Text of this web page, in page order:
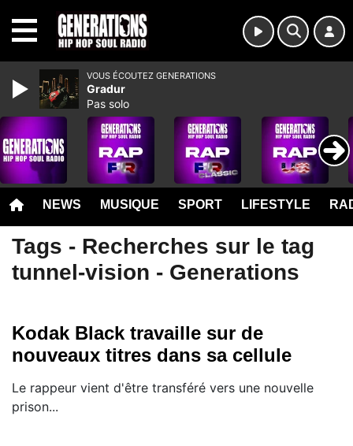
NEWS MUSIQUE SPORT LIFESTYLE
Tags - Recherches sur le tag
tunnel-vision - Generations
Kodak Black travaille sur de
nouveaux titres dans sa cellule
Le rappeur vient d'être transféré vers une nouvelle
prison...
VOUS ÉCOUTEZ GENERATIONS
Gradur
Pas solo